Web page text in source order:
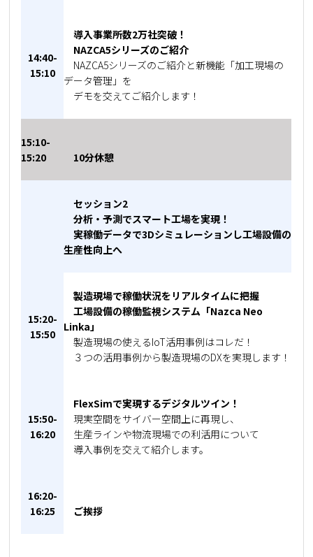
14:40-
15:10
導入事業所数2万社突破！
NAZCA5シリーズのご紹介
NAZCA5シリーズのご紹介と新機能「加工現場の
データ管理」を
デモを交えてご紹介します！
15:10-
15:20
10分休憩
セッション2
分析・予測でスマート工場を実現！
実稼働データで3Dシミュレーションし工場設備の
生産性向上へ
15:20-
15:50
製造現場で稼働状況をリアルタイムに把握
工場設備の稼働監視システム「Nazca Neo
Linka」
製造現場の使えるIoT活用事例はコレだ！
３つの活用事例から製造現場のDXを実現します！
15:50-
16:20
FlexSimで実現するデジタルツイン！
現実空間をサイバー空間上に再現し、
生産ラインや物流現場での利活用について
導入事例を交えて紹介します。
16:20-
16:25
ご挨拶